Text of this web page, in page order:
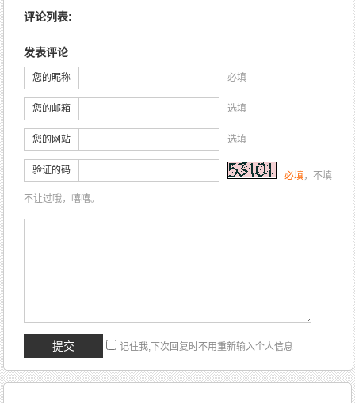
评论列表:
发表评论
您的昵称 必填
您的邮箱 选填
您的网站 选填
验证的码 必填，不填
不让过哦，嘻嘻。
记住我,下次回复时不用重新输入个人信息